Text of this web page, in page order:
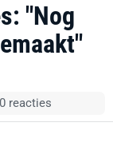
"Nog
0 reacties